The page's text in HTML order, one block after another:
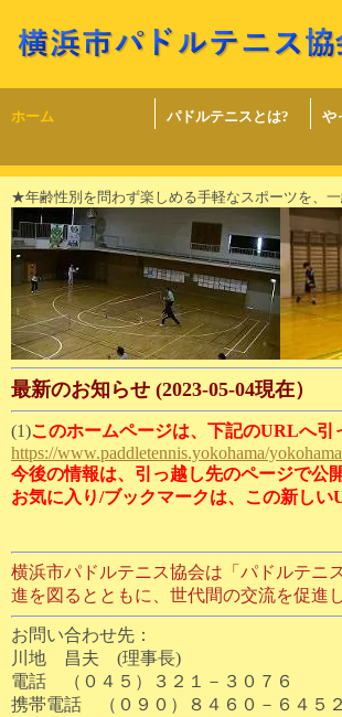
ホーム パドルテニスとは? や
★年齢性別を問わず楽しめる手軽なスポーツを、
最新のお知らせ (2023-05-04現在）
(1)このホームページは、下記のURLへ引
https://www.paddletennis.yokohama/
今後の情報は、引っ越し先のページで公
お気に入り/ブックマークは、この新しい
横浜市パドルテニス協会は「パドルテニ
進を図るとともに、世代間の交流を促進
お問い合わせ先：
川地 昌夫 (理事長)
電話 （０４５）３２１－３０７６
携帯電話 （０９０）８４６０－６４５２